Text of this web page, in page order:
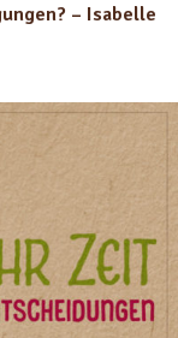
– Isabelle